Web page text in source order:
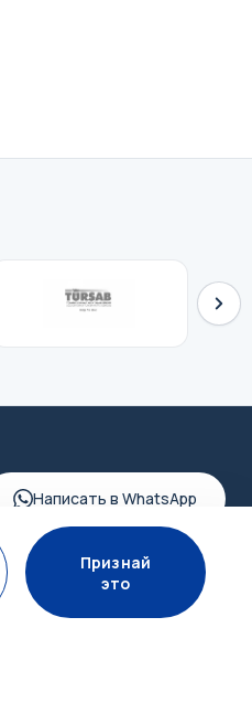
Написать в WhatsApp
Признай
это